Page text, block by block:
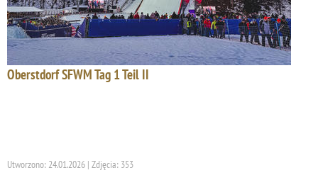
Oberstdorf SFWM Tag 1 Teil II
Utworzono: 24.01.2026 | Zdjęcia: 353